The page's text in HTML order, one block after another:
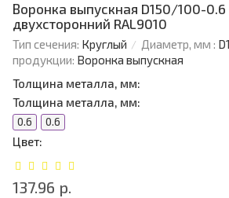
Воронка выпускная D150/100-0.6
двухсторонний RAL9010
Тип сечения: Круглый Диаметр, мм :
продукции: Воронка выпускная
Толщина металла, мм:
Толщина металла, мм:
0.6 0.6
Цвет:
137.96 р.